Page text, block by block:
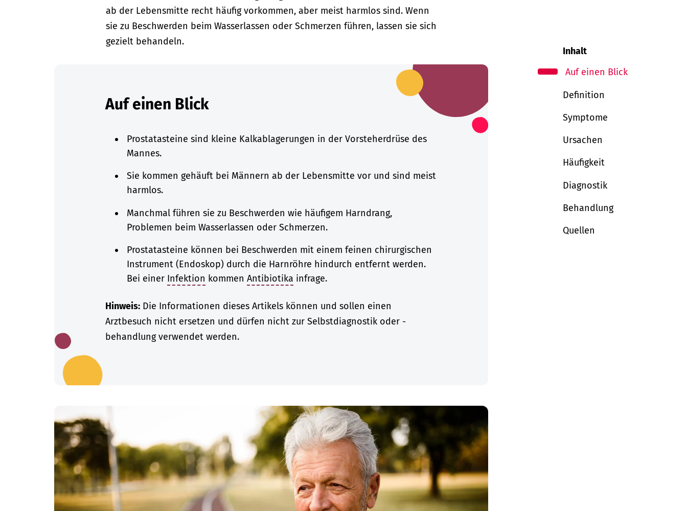
Inhalt
Auf einen Blick
Definition
Symptome
Ursachen
Häufigkeit
Diagnostik
Behandlung
Quellen
ab der Lebensmitte recht häufig vorkommen, aber meist harmlos sind. Wenn
sie zu Beschwerden beim Wasserlassen oder Schmerzen führen, lassen sie sich
gezielt behandeln.
Auf einen Blick
Prostatasteine sind kleine Kalkablagerungen in der Vorsteherdrüse des
Mannes.
Sie kommen gehäuft bei Männern ab der Lebensmitte vor und sind meist
harmlos.
Manchmal führen sie zu Beschwerden wie häufigem Harndrang,
Problemen beim Wasserlassen oder Schmerzen.
Prostatasteine können bei Beschwerden mit einem feinen chirurgischen
Instrument (Endoskop) durch die Harnröhre hindurch entfernt werden.
Bei einer Infektion kommenAntibiotika infrage.
Hinweis: Die Informationen dieses Artikels können und sollen einen
Arztbesuch nicht ersetzen und dürfen nicht zur Selbstdiagnostik oder -
behandlung verwendet werden.